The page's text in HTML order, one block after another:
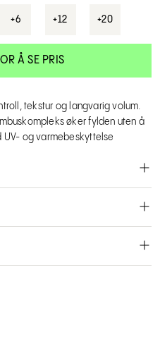
+6 +12 +20
Å SE PRIS
tekstur og langvarig volum.
øker fylden uten å
og varmebeskyttelse